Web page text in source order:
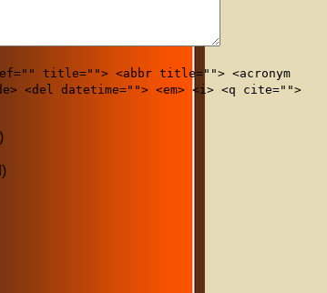
title=""> <abbr title=""> <acronym
<del datetime=""> <em> <i> <q cite="">